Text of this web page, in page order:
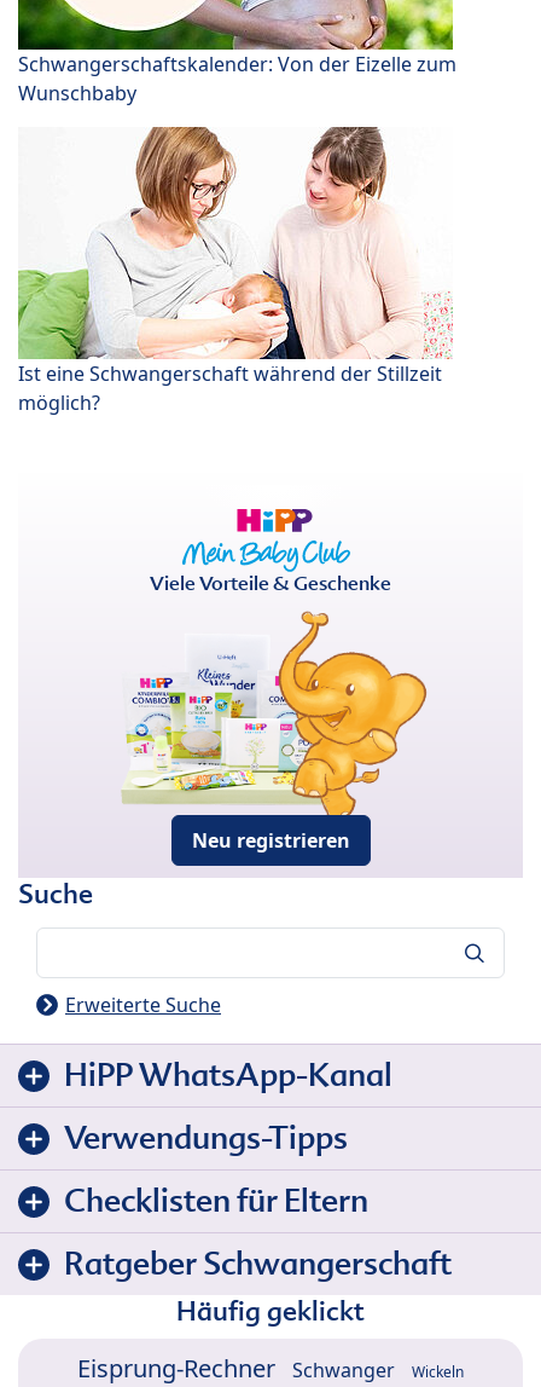
Schwangerschaftskalender: Von der Eizelle zum
Wunschbaby
Ist eine Schwangerschaft während der Stillzeit
möglich?
Viele Vorteile & Geschenke
Neu registrieren
Suche
Erweiterte Suche
HiPP WhatsApp-Kanal
Verwendungs-Tipps
Checklisten für Eltern
Ratgeber Schwangerschaft
Häufig geklickt
Eisprung-Rechner Schwanger Wickeln